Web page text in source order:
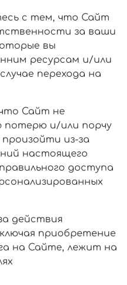
с тем, что Сайт
за ваши
вы
ресурсам и/или
перехода на
Сайт не
потерю и/или порчу
из-за
настоящего
доступа
действия
приобретение
на Сайте, лежит на